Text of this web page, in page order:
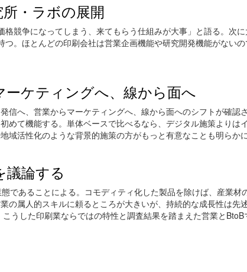
・ラボの展開
競争になってしまう、来てもらう仕組みが大事」と語る。次
。ほとんどの印刷会社は営業企画機能や研究開発機能がない
ケティングへ、線から面へ
信へ、営業からマーケティングへ、線から面へのシフトが確認
めて機能する。単体ベースで比べるなら、デジタル施策よりは
域活性化のような背景的施策の方がもっと有意なことも明らかに
議論する
であることによる。コモディティ化した製品を除けば、産業
の属人的スキルに頼るところが大きいが、持続的な成長性は先
うした印刷業ならではの特性と調査結果を踏まえた営業と